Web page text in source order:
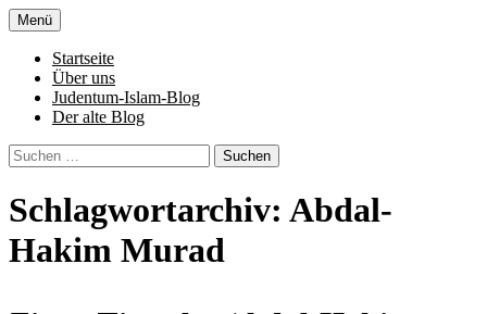
Zum
Inhalt
springen
Al-Adala.de
von allem
Menü
Startseite
Über uns
Judentum-Islam-Blog
Der alte Blog
Suchen
nach:
Schlagwortarchiv: Abdal-
Hakim Murad